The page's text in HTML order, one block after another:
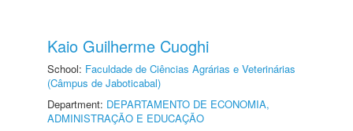
Kaio Guilherme Cuoghi
School: Faculdade de Ciências Agrárias e Veterinárias
(Câmpus de Jaboticabal)
Department: DEPARTAMENTO DE ECONOMIA,
ADMINISTRAÇÃO E EDUCAÇÃO